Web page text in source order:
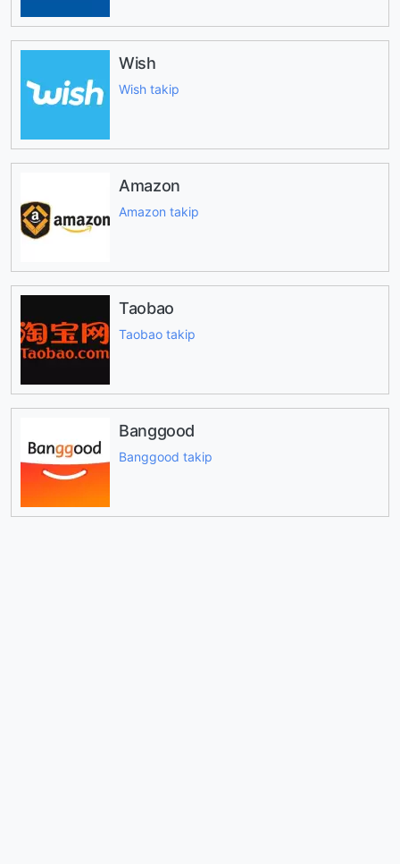
Wish
Wish takip
Amazon
Amazon takip
Taobao
Taobao takip
Banggood
Banggood takip